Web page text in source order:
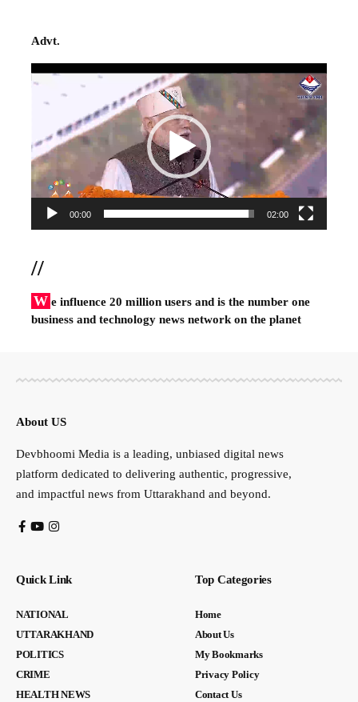
Advt.
Video
00:00 02:00
//
W e influence 20 million users and is the number one
business and technology news network on the planet
About US
Devbhoomi Media is a leading, unbiased digital news
platform dedicated to delivering authentic, progressive,
and impactful news from Uttarakhand and beyond.
Quick Link
NATIONAL
UTTARAKHAND
POLITICS
CRIME
HEALTH NEWS
Top Categories
Home
About Us
My Bookmarks
Privacy Policy
Contact Us